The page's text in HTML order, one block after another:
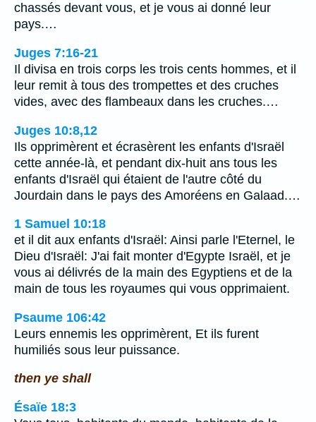
chassés devant vous, et je vous ai donné leur
pays.…
Juges 7:16-21
Il divisa en trois corps les trois cents hommes, et il
leur remit à tous des trompettes et des cruches
vides, avec des flambeaux dans les cruches.…
Juges 10:8,12
Ils opprimèrent et écrasèrent les enfants d'Israël
cette année-là, et pendant dix-huit ans tous les
enfants d'Israël qui étaient de l'autre côté du
Jourdain dans le pays des Amoréens en Galaad.…
1 Samuel 10:18
et il dit aux enfants d'Israël: Ainsi parle l'Eternel, le
Dieu d'Israël: J'ai fait monter d'Egypte Israël, et je
vous ai délivrés de la main des Egyptiens et de la
main de tous les royaumes qui vous opprimaient.
Psaume 106:42
Leurs ennemis les opprimèrent, Et ils furent
humiliés sous leur puissance.
then ye shall
Ésaïe 18:3